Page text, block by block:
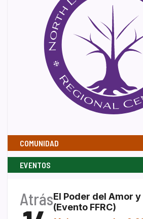
COMUNIDAD
EVENTOS
AtrásEl Poder del Amor
(Evento FFRC)